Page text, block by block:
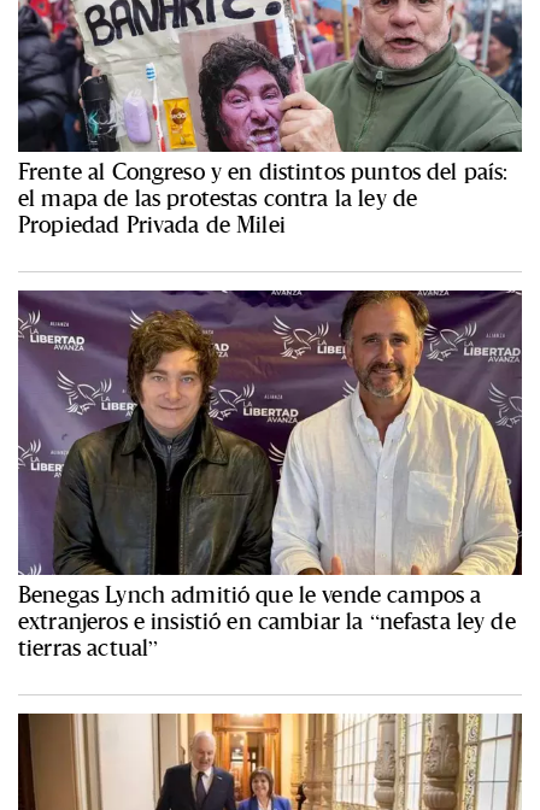
Frente al Congreso y en distintos puntos del país:
el mapa de las protestas contra la ley de
Propiedad Privada de Milei
Benegas Lynch admitió que le vende campos a
extranjeros e insistió en cambiar la “nefasta ley de
tierras actual”